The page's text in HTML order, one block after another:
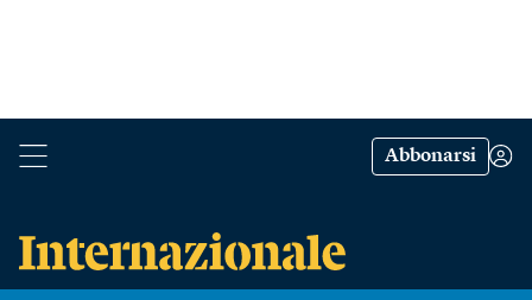
Abbonarsi